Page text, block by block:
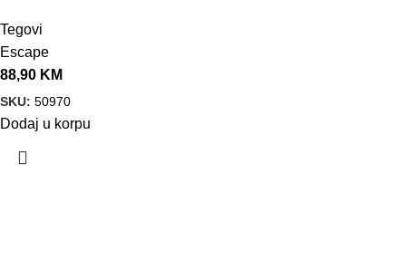
Tegovi
Escape
88,90 KM
SKU: 50970
Dodaj u korpu